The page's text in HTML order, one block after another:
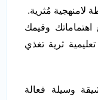
لامنهجية مُثرية.
وقيمك
ثرية تغذي
وسيلة فعالة